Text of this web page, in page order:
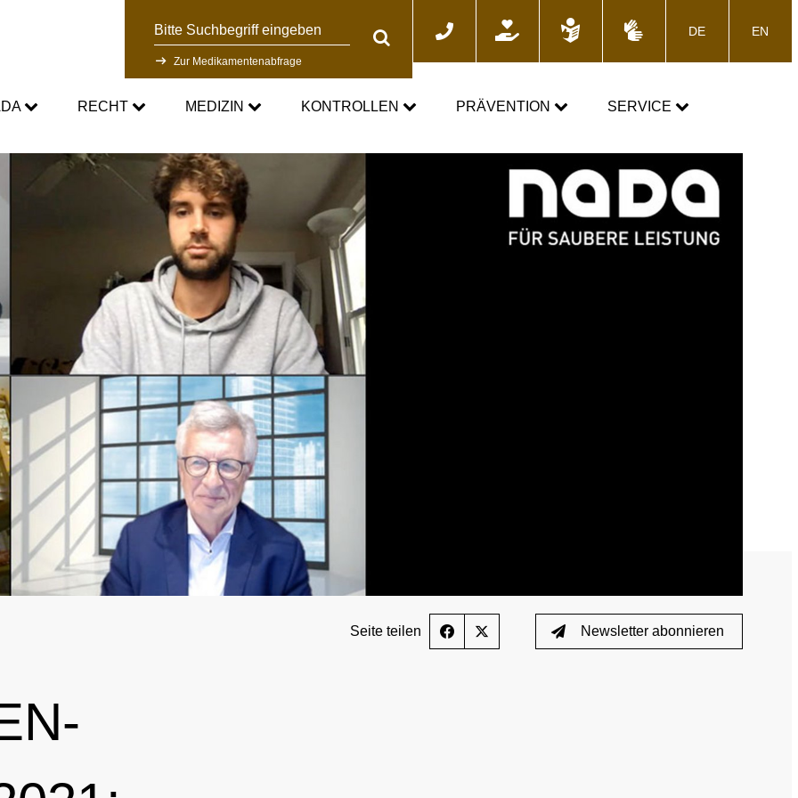
Suche
Suche
Zur Medikamentenabfrage
DE EN
Engagement
RECHT
Gesetz
Sportgerichtsbarkeit
& Investigations
MEDIZIN
Aktuelle medizinische Hinweise
Asthmamedikamente im Sport
Kortison im Sport
Testosteron im Sport
Verbotsliste
Wichtige Änderungen der Verbotsliste 2026
Im Krankheitsfall: Medizinische Ausnahmegenehmigung (TUE)
Regelung für Nicht-Testpool-Athletinnen und -Athleten
Regelung für Testpool-Athletinnen und -Athleten
Dopingfallen
KONTROLLEN
Kontrollsystem
Forschung
Kontrollablauf
Dopinganalytik
Beteiligte am Kontrollprozess
Trainingskontrollen
Testpools
Risikogruppen
Meldepflichten
PRÄVENTION
GEMEINSAM GEGEN DOPING
Fortbildungsangebote
SERVICE
News
Presse
Newsletter
Seite teilen Newsletter abonnieren